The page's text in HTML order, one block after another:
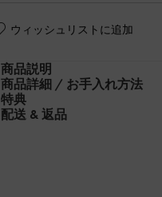
ウィッシュリストに追加
商品説明
商品詳細 / お手入れ方法
特典
配送 & 返品